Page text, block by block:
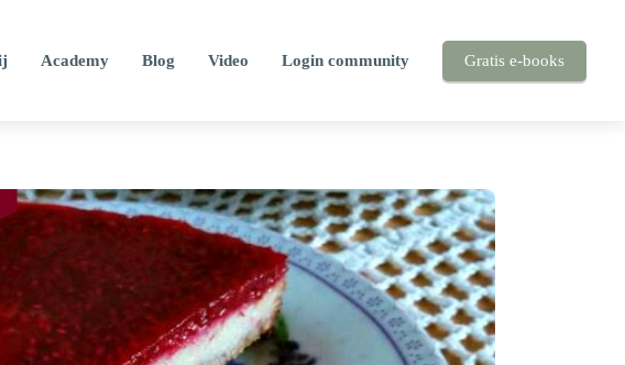
Academy Blog Video Login community Gratis e-books